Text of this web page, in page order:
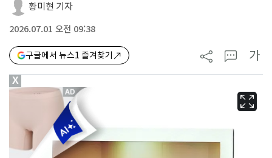
황미현 기자
2026.07.01 오전 09:38
구글에서 뉴스1 즐겨찾기 가
X